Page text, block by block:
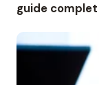
guide complet